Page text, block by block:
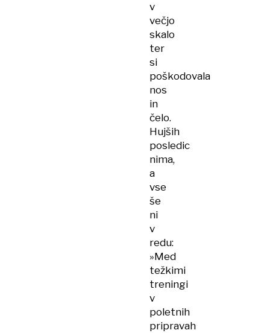
v
večjo
skalo
ter
si
poškodovala
nos
in
čelo.
Hujših
posledic
nima,
a
vse
še
ni
v
redu:
»Med
težkimi
treningi
v
poletnih
pripravah